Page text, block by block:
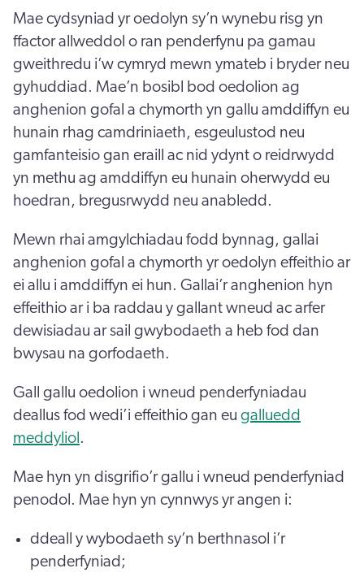
Mae cydsyniad yr oedolyn sy’n wynebu risg yn
ffactor allweddol o ran penderfynu pa gamau
gweithredu i’w cymryd mewn ymateb i bryder neu
gyhuddiad. Mae’n bosibl bod oedolion ag
anghenion gofal a chymorth yn gallu amddiffyn eu
hunain rhag camdriniaeth, esgeulustod neu
gamfanteisio gan eraill ac nid ydynt o reidrwydd
yn methu ag amddiffyn eu hunain oherwydd eu
hoedran, bregusrwydd neu anabledd.
Mewn rhai amgylchiadau fodd bynnag, gallai
anghenion gofal a chymorth yr oedolyn effeithio ar
ei allu i amddiffyn ei hun. Gallai’r anghenion hyn
effeithio ar i ba raddau y gallant wneud ac arfer
dewisiadau ar sail gwybodaeth a heb fod dan
bwysau na gorfodaeth.
Gall gallu oedolion i wneud penderfyniadau
deallus fod wedi’i effeithio gan eu galluedd
meddyliol .
Mae hyn yn disgrifio’r gallu i wneud penderfyniad
penodol. Mae hyn yn cynnwys yr angen i:
ddeall y wybodaeth sy’n berthnasol i’r
penderfyniad;